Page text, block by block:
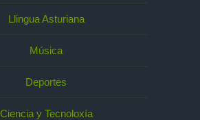
Llingua Asturiana
Música
Deportes
Ciencia y Tecnoloxía